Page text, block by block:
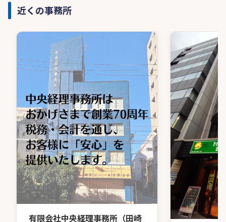
近くの事務所
有限会社中央経理事務所（田崎